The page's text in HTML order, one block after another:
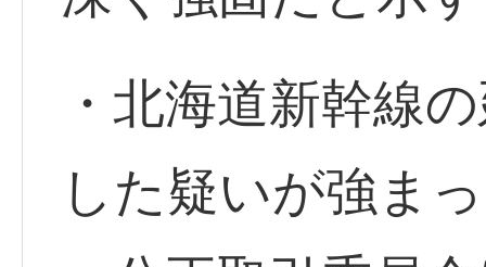
・北海道新幹線
した疑いが強ま